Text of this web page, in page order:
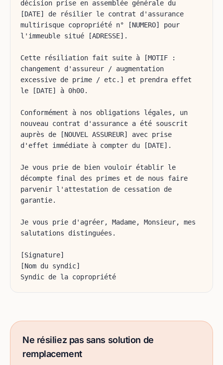
décision prise en assemblée générale du
[DATE] de résilier le contrat d'assurance
multirisque copropriété n° [NUMERO] pour
l'immeuble situé [ADRESSE].
Cette résiliation fait suite à [MOTIF :
changement d'assureur / augmentation
excessive de prime / etc.] et prendra effet
le [DATE] à 0h00.
Conformément à nos obligations légales, un
nouveau contrat d'assurance a été souscrit
auprès de [NOUVEL ASSUREUR] avec prise
d'effet immédiate à compter du [DATE].
Je vous prie de bien vouloir établir le
décompte final des primes et de nous faire
parvenir l'attestation de cessation de
garantie.
Je vous prie d'agréer, Madame, Monsieur, mes
salutations distinguées.
[Signature]
[Nom du syndic]
Syndic de la copropriété
Ne résiliez pas sans solution de
remplacement